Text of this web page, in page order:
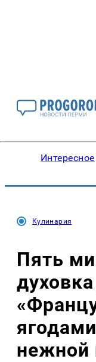
Интересное
Кулинария
Пять
нежной